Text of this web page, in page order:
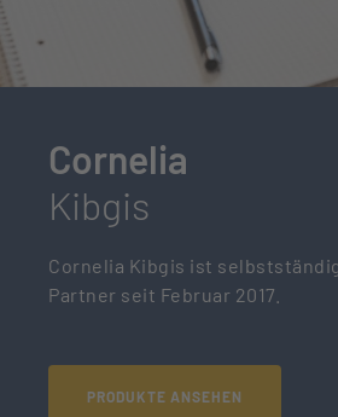
Cornelia
Kibgis
Cornelia Kibgis ist
Partner seit Februar 2017.
PRODUKTE ANSEHEN